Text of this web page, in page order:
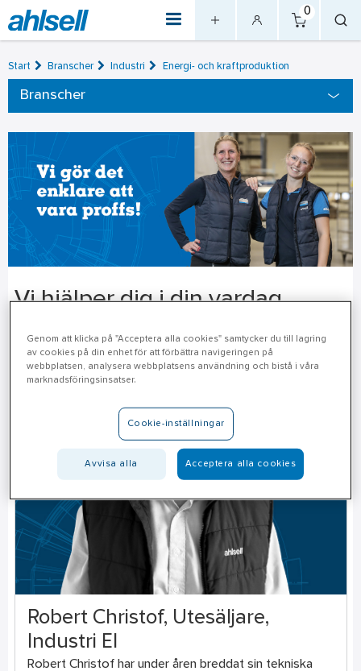
0
Start Branscher Industri Energi- och kraftproduktion
Branscher
Vi hjälper dig i din vardag
Robert Christof, Utesäljare,
Industri El
Robert Christof har under åren breddat sin tekniska
Genom att klicka på "Acceptera alla cookies" samtycker du till lagring
av cookies på din enhet för att förbättra navigeringen på
webbplatsen, analysera webbplatsens användning och bistå i våra
marknadsföringsinsatser.
Cookie-inställningar
Avvisa alla Acceptera alla cookies